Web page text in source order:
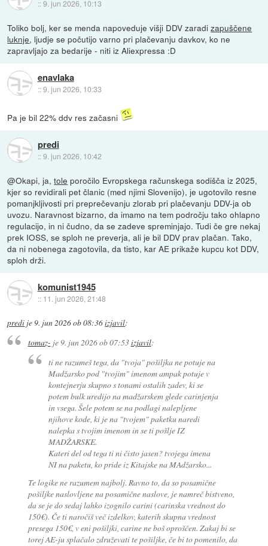
::9. jun 2026, 10:13
Toliko bolj, ker se menda napoveduje višji DDV zaradizapuščene
luknje, ljudje se počutijo varno pri plačevanju davkov, ko ne
zapravljajo za bedarije - niti iz Aliexpressa :D
enavlaka
::9. jun 2026, 10:33
Pa je bil 22% ddv res začasni
predi
::9. jun 2026, 10:42
@Okapi, ja,tole poročilo Evropskega računskega sodišča iz 2025,
kjer so revidirali pet članic (med njimi Slovenijo), je ugotovilo resne
pomanjkljivosti pri preprečevanju zlorab pri plačevanju DDV-ja ob
uvozu. Naravnost bizarno, da imamo na tem področju tako ohlapno
regulacijo, in ni čudno, da se zadeve spreminjajo. Tudi če gre nekaj
prek IOSS, se sploh ne preverja, ali je bil DDV prav plačan. Tako,
da ni nobenega zagotovila, da tisto, kar AE prikaže kupcu kot DDV,
sploh drži.
komunist1945
:: 11. jun 2026, 21:48
predi je9. jun 2026 ob 08:36izjavil:
tomaz- je9. jun 2026 ob 07:53izjavil:
ti ne razumeš tega, da "tvoja" pošiljka ne potuje na
Madžarsko pod "tvojim" imenom ampak potuje v
kontejnerju skupno s tonami ostalih zadev, ki se
potem bulk uredijo na madžarskem glede carinjenja
in vsega. Šele potem se na podlagi nalepljene
njihove kode, ki je na "tvojem" paketku naredi
nalepka s tvojim imenom in se ti pošlje IZ
MADŽARSKE.
Kateri del od tega ti ni čisto jasen? tvojega imena
NI na paketu, ko pride iz Kitajske na MAdžarsko...
Te logike ne razumem najbolj. Ravno to, da so posamične
pošiljke naslovljene na posamične naslove, je namreč bistveno,
da se je do sedaj lahko izognilo carini (carinska vrednost do
150€). Če ti naročiš več izdelkov, katerih skupna vrednost
presega 150€, v eni pošiljki, carine ne boš oproščen. Zakaj bi se
torej AE-ju splačalo združevati te pošiljke, če bi to pomenilo, da